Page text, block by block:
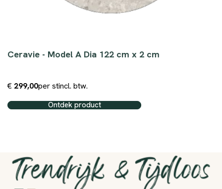
Ceravie - Model A Dia 122 cm x 2 cm
€ 299,00per stincl. btw.
Ontdek product